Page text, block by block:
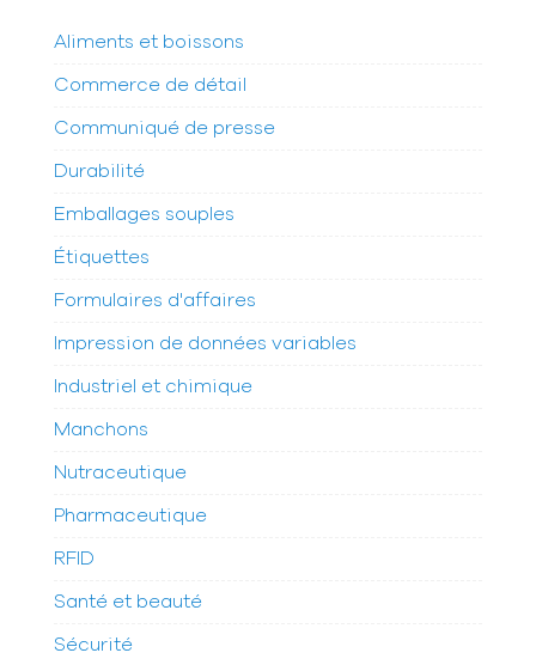
Aliments et boissons
Commerce de détail
Communiqué de presse
Durabilité
Emballages souples
Étiquettes
Formulaires d'affaires
Impression de données variables
Industriel et chimique
Manchons
Nutraceutique
Pharmaceutique
RFID
Santé et beauté
Sécurité